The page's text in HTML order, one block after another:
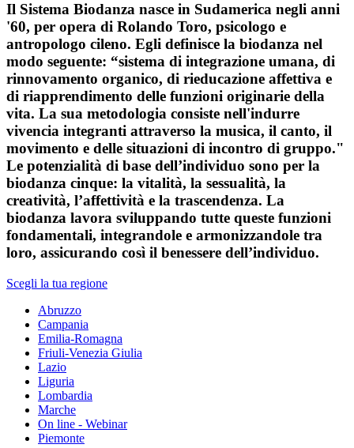
Il Sistema Biodanza nasce in Sudamerica negli anni
'60, per opera di Rolando Toro, psicologo e
antropologo cileno. Egli definisce la biodanza nel
modo seguente: “sistema di integrazione umana, di
rinnovamento organico, di rieducazione affettiva e
di riapprendimento delle funzioni originarie della
vita. La sua metodologia consiste nell'indurre
vivencia integranti attraverso la musica, il canto, il
movimento e delle situazioni di incontro di gruppo."
Le potenzialità di base dell’individuo sono per la
biodanza cinque: la vitalità, la sessualità, la
creatività, l’affettività e la trascendenza. La
biodanza lavora sviluppando tutte queste funzioni
fondamentali, integrandole e armonizzandole tra
loro, assicurando così il benessere dell’individuo.
Scegli la tua regione
Abruzzo
Campania
Emilia-Romagna
Friuli-Venezia Giulia
Lazio
Liguria
Lombardia
Marche
On line - Webinar
Piemonte